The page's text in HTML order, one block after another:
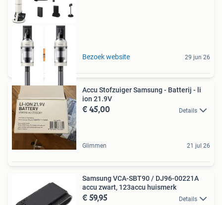
Moet nu weg Bezoek website 29 jun 26
Accu Stofzuiger Samsung - Batterij - li
ion 21.9V
€ 45,00 Details
Glimmen 21 jul 26
Samsung VCA-SBT90 / DJ96-00221A
accu zwart, 123accu huismerk
€ 59,95 Details